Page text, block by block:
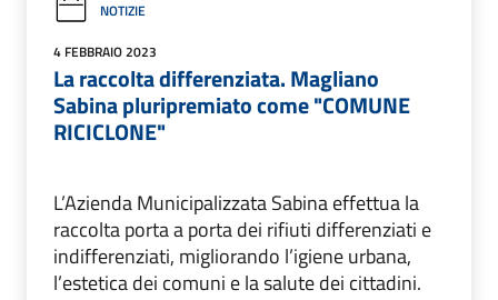
NOTIZIE
4 FEBBRAIO 2023
La raccolta differenziata. Magliano
Sabina pluripremiato come "COMUNE
RICICLONE"
L’Azienda Municipalizzata Sabina effettua la
raccolta porta a porta dei rifiuti differenziati e
indifferenziati, migliorando l’igiene urbana,
l’estetica dei comuni e la salute dei cittadini.